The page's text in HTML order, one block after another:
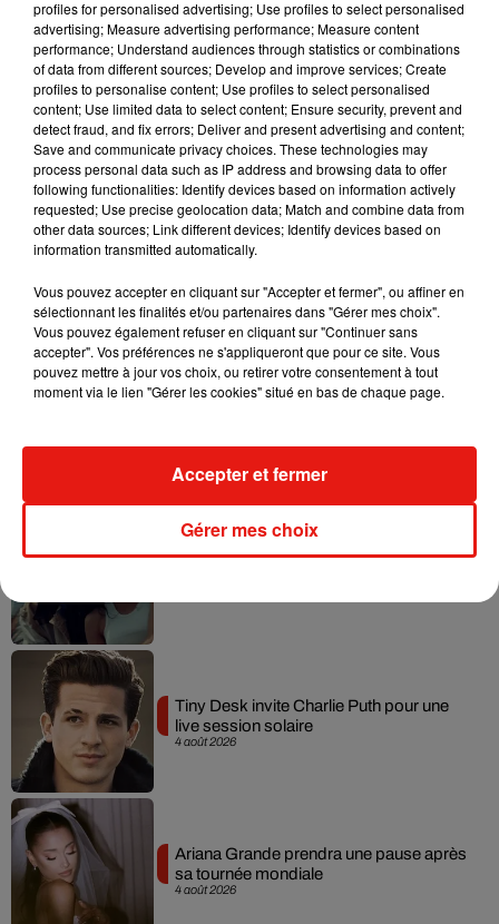
Musique
7 août 2026
Madonna sort enfin le remix de « Love
Sensation » avec Kylie Minogue
7 août 2026
Tayc et Didi B dévoilent le single le plus
7 août 2026
Benny Blanco invite Selena Gomez et
4 août 2026
Tiny Desk invite Charlie Puth pour une
live session solaire
4 août 2026
Ariana Grande prendra une pause après
sa tournée mondiale
profiles for personalised advertising; Use profiles to select personalised
advertising; Measure advertising performance; Measure content
performance; Understand audiences through statistics or combinations
of data from different sources; Develop and improve services; Create
profiles to personalise content; Use profiles to select personalised
content; Use limited data to select content; Ensure security, prevent and
detect fraud, and fix errors; Deliver and present advertising and content;
Save and communicate privacy choices. These technologies may
process personal data such as IP address and browsing data to offer
following functionalities: Identify devices based on information actively
requested; Use precise geolocation data; Match and combine data from
other data sources; Link different devices; Identify devices based on
information transmitted automatically.
Vous pouvez accepter en cliquant sur "Accepter et fermer", ou affiner en
sélectionnant les finalités et/ou partenaires dans "Gérer mes choix".
Vous pouvez également refuser en cliquant sur "Continuer sans
accepter". Vos préférences ne s'appliqueront que pour ce site. Vous
pouvez mettre à jour vos choix, ou retirer votre consentement à tout
moment via le lien "Gérer les cookies" situé en bas de chaque page.
Gérer mes choix
Accepter et fermer